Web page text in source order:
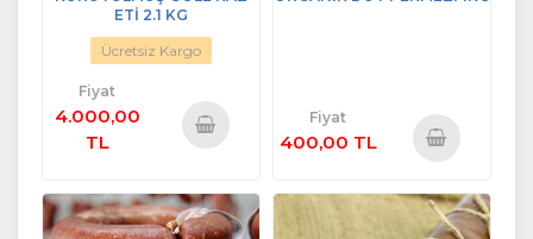
ETİ 2.1 KG
Ücretsiz Kargo
Fiyat
4.000,00
TL
Fiyat
400,00 TL
Ekle